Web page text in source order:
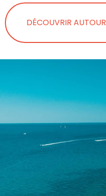
DÉCOUVRIR AUTOUR